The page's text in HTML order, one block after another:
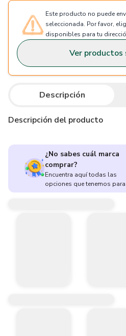
Este producto no puede
seleccionada. Por favor,
disponibles para tu
Ver productos
Descripción
Descripción del producto
¿No sabes cuál marca
comprar?
Encuentra aquí todas las
opciones que tenemos